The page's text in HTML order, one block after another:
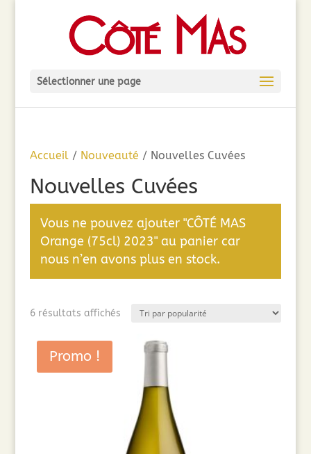
Sélectionner une page
Accueil/ Nouveauté / Nouvelles Cuvées
Nouvelles Cuvées
Vous ne pouvez ajouter "CÔTÉ MAS
Orange (75cl) 2023" au panier car
nous n’en avons plus en stock.
6 résultats affichésTrié
popularité
Promo !